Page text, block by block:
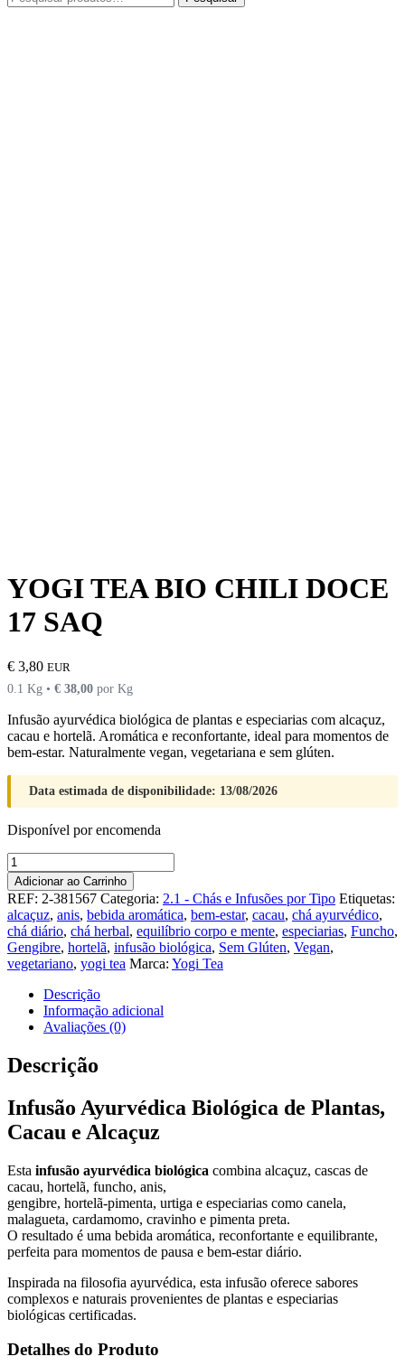
YOGI TEA BIO CHILI DOCE
17 SAQ
€ 3,80 EUR
0.1 Kg • € 38,00 por Kg
Infusão ayurvédica biológica de plantas e especiarias com alcaçuz,
cacau e hortelã. Aromática e reconfortante, ideal para momentos de
bem-estar. Naturalmente vegan, vegetariana e sem glúten.
Data estimada de disponibilidade: 13/08/2026
Disponível por encomenda
Quantidade
de
YOGI
TEA
BIO
CHILI
DOCE
17
SAQ
Adicionar ao Carrinho
REF: 2-381567 Categoria: 2.1 - Chás e Infusões por Tipo Etiquetas:
alcaçuz, anis, bebida aromática, bem-estar, cacau, chá ayurvédico,
chá diário, chá herbal, equilíbrio corpo e mente, especiarias, Funcho,
Gengibre, hortelã, infusão biológica, Sem Glúten, Vegan,
vegetariano, yogi tea Marca: Yogi Tea
Descrição
Informação adicional
Avaliações (0)
Descrição
Infusão Ayurvédica Biológica de Plantas,
Cacau e Alcaçuz
Esta infusão ayurvédica biológica combina alcaçuz, cascas de
cacau, hortelã, funcho, anis,
gengibre, hortelã-pimenta, urtiga e especiarias como canela,
malagueta, cardamomo, cravinho e pimenta preta.
O resultado é uma bebida aromática, reconfortante e equilibrante,
perfeita para momentos de pausa e bem-estar diário.
Inspirada na filosofia ayurvédica, esta infusão oferece sabores
complexos e naturais provenientes de plantas e especiarias
biológicas certificadas.
Detalhes do Produto